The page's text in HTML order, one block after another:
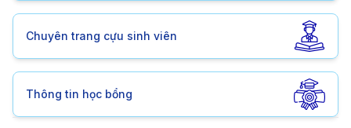
Chuyên trang cựu sinh viên
Thông tin học bổng